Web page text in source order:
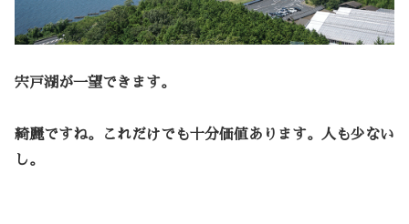
宍戸湖が一望できます。
綺麗ですね。これだけでも十分価値あります。人も少ない
し。